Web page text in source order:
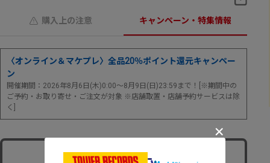
購入上の注意 キャンペーン・特集情報
〈オンライン＆マケプレ〉全品20％ポイント還元キャンペー
ン
開催期間：2026年8月6日(木)0:00～8月9日(日)23:59まで！[※期間中の
ご予約・お取り寄せ・ご注文が対象 ※店舗取置・店舗予約サービスは除
く]